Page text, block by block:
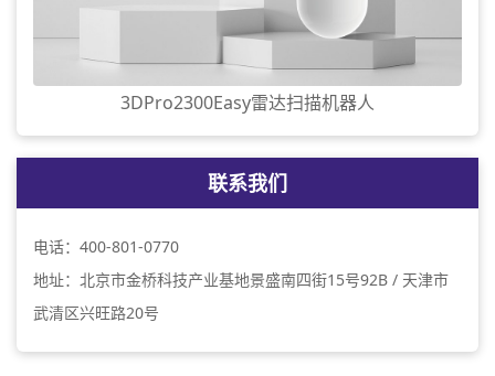
3DPro2300Easy雷达扫描机器人
联系我们
电话：400-801-0770
地址：北京市金桥科技产业基地景盛南四街15号92B / 天津市
武清区兴旺路20号